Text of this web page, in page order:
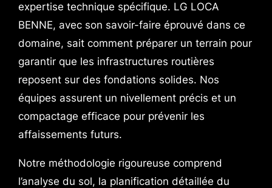
expertise technique spécifique. LG LOCA
BENNE, avec son savoir-faire éprouvé dans ce
domaine, sait comment préparer un terrain pour
garantir que les infrastructures routières
reposent sur des fondations solides. Nos
équipes assurent un nivellement précis et un
compactage efficace pour prévenir les
affaissements futurs.
Notre méthodologie rigoureuse comprend
l’analyse du sol, la planification détaillée du